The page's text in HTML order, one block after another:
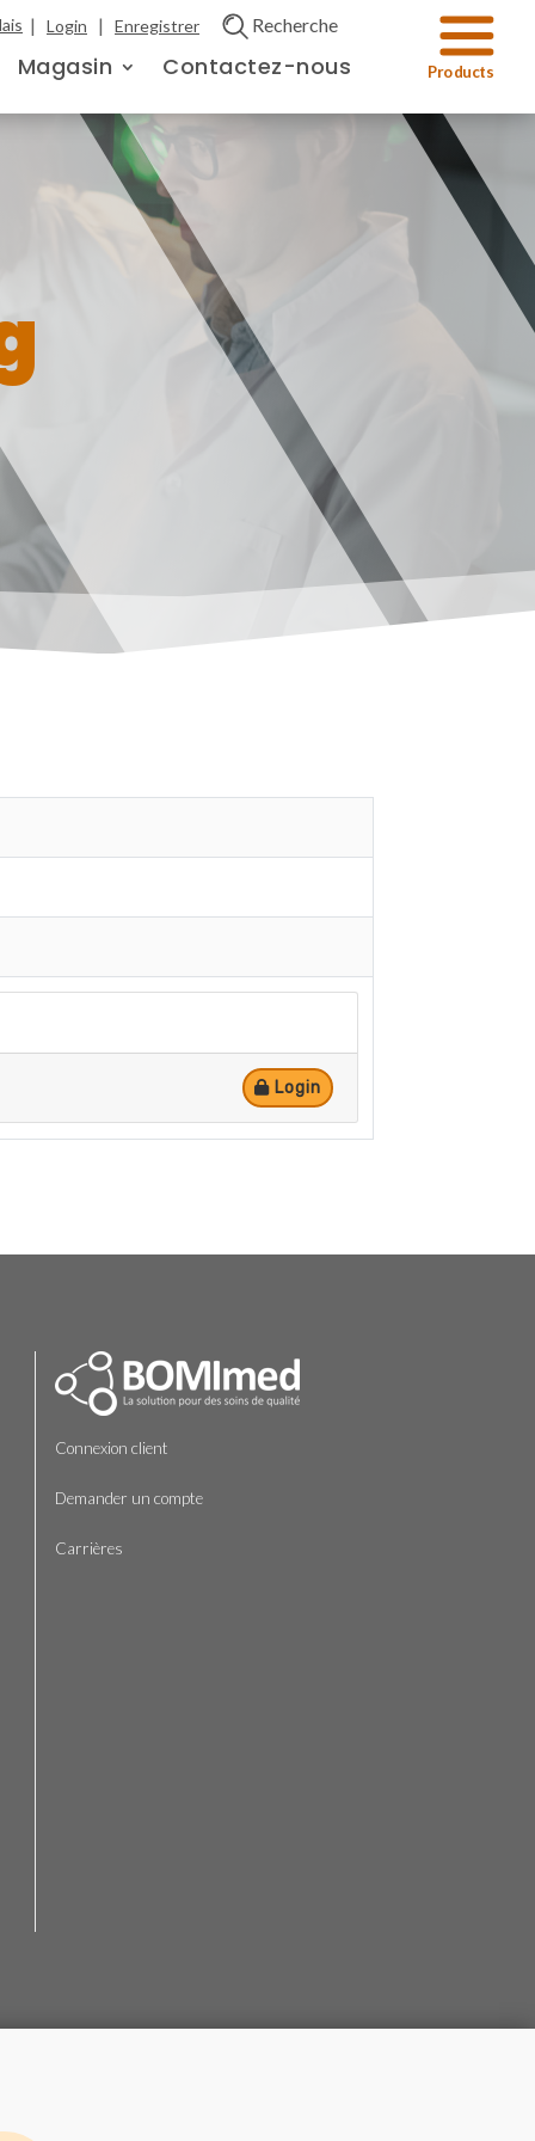
| Login | Enregistrer Recherche
Magasin Contactez-nous
Login
Connexion client
Demander un compte
Carrières